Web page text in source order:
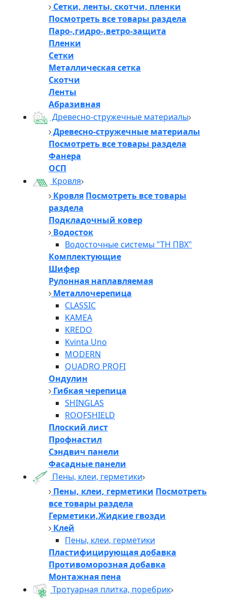
Сетки, ленты, скотчи, пленки
Посмотреть все товары раздела
Паро-,гидро-,ветро-защита
Пленки
Сетки
Металлическая сетка
Скотчи
Ленты
Абразивная
Древесно-стружечные материалы
Древесно-стружечные материалы
Посмотреть все товары раздела
Фанера
ОСП
Кровля
Кровля Посмотреть все товары
раздела
Подкладочный ковер
Водосток
Водосточные системы "ТН ПВХ"
Комплектующие
Шифер
Рулонная наплавляемая
Металлочерепица
CLASSIC
KAMEA
KREDO
Kvinta Uno
MODERN
QUADRO PROFI
Ондулин
Гибкая черепица
SHINGLAS
ROOFSHIELD
Плоский лист
Профнастил
Сэндвич панели
Фасадные панели
Пены, клеи, герметики
Пены, клеи, герметики Посмотреть
все товары раздела
Герметики,Жидкие гвозди
Клей
Пены, клеи, герметики
Пластифицирующая добавка
Противоморозная добавка
Монтажная пена
Тротуарная плитка, поребрик